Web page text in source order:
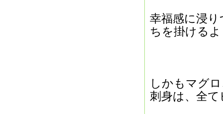
幸福感に浸
ちを掛ける
しかもマグ
刺身は、全